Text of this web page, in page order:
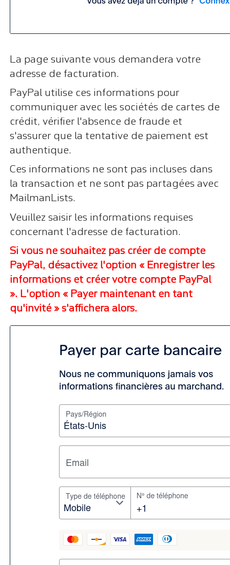
La page suivante vous demandera votre
adresse de facturation.
PayPal utilise ces informations pour
communiquer avec les sociétés de cartes de
crédit, vérifier l'absence de fraude et
s'assurer que la tentative de paiement est
authentique.
Ces informations ne sont pas incluses dans
la transaction et ne sont pas partagées avec
MailmanLists.
Veuillez saisir les informations requises
concernant l'adresse de facturation.
Si vous ne souhaitez pas créer de compte
PayPal, désactivez l'option « Enregistrer les
informations et créer votre compte PayPal
». L'option « Payer maintenant en tant
qu'invité » s'affichera alors.